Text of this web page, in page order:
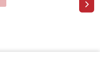
